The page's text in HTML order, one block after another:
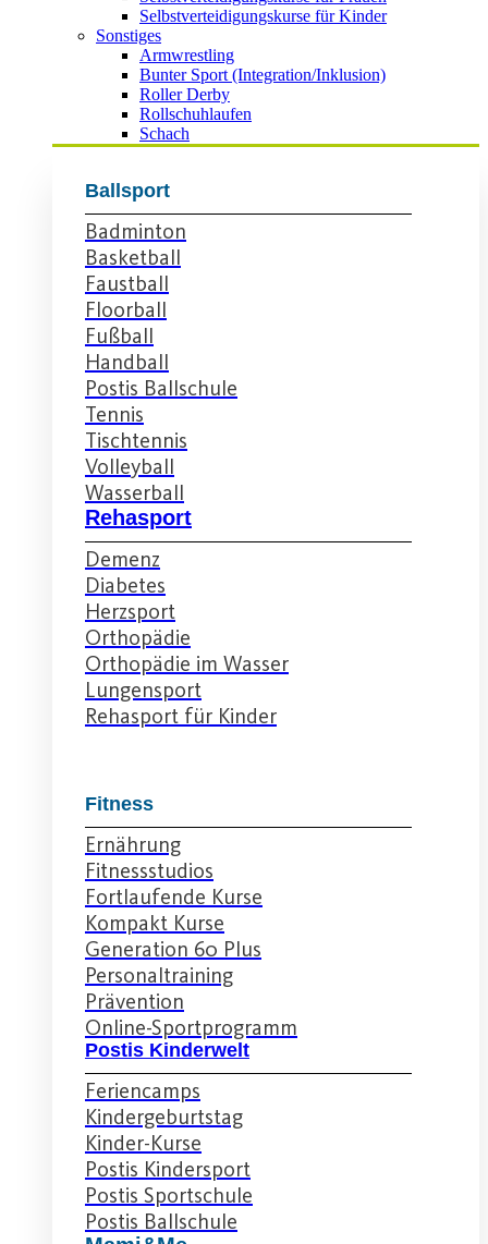
Selbstverteidigungskurse für Kinder
Sonstiges
Armwrestling
Bunter Sport (Integration/Inklusion)
Roller Derby
Rollschuhlaufen
Schach
Ballsport
Badminton
Basketball
Faustball
Floorball
Fußball
Handball
Postis Ballschule
Tennis
Tischtennis
Volleyball
Wasserball
Rehasport
Demenz
Diabetes
Herzsport
Orthopädie
Orthopädie im Wasser
Lungensport
Rehasport für Kinder
Fitness
Ernährung
Fitnessstudios
Fortlaufende Kurse
Kompakt Kurse
Generation 60 Plus
Personaltraining
Prävention
Online-Sportprogramm
Postis Kinderwelt
Feriencamps
Kindergeburtstag
Kinder-Kurse
Postis Kindersport
Postis Sportschule
Postis Ballschule